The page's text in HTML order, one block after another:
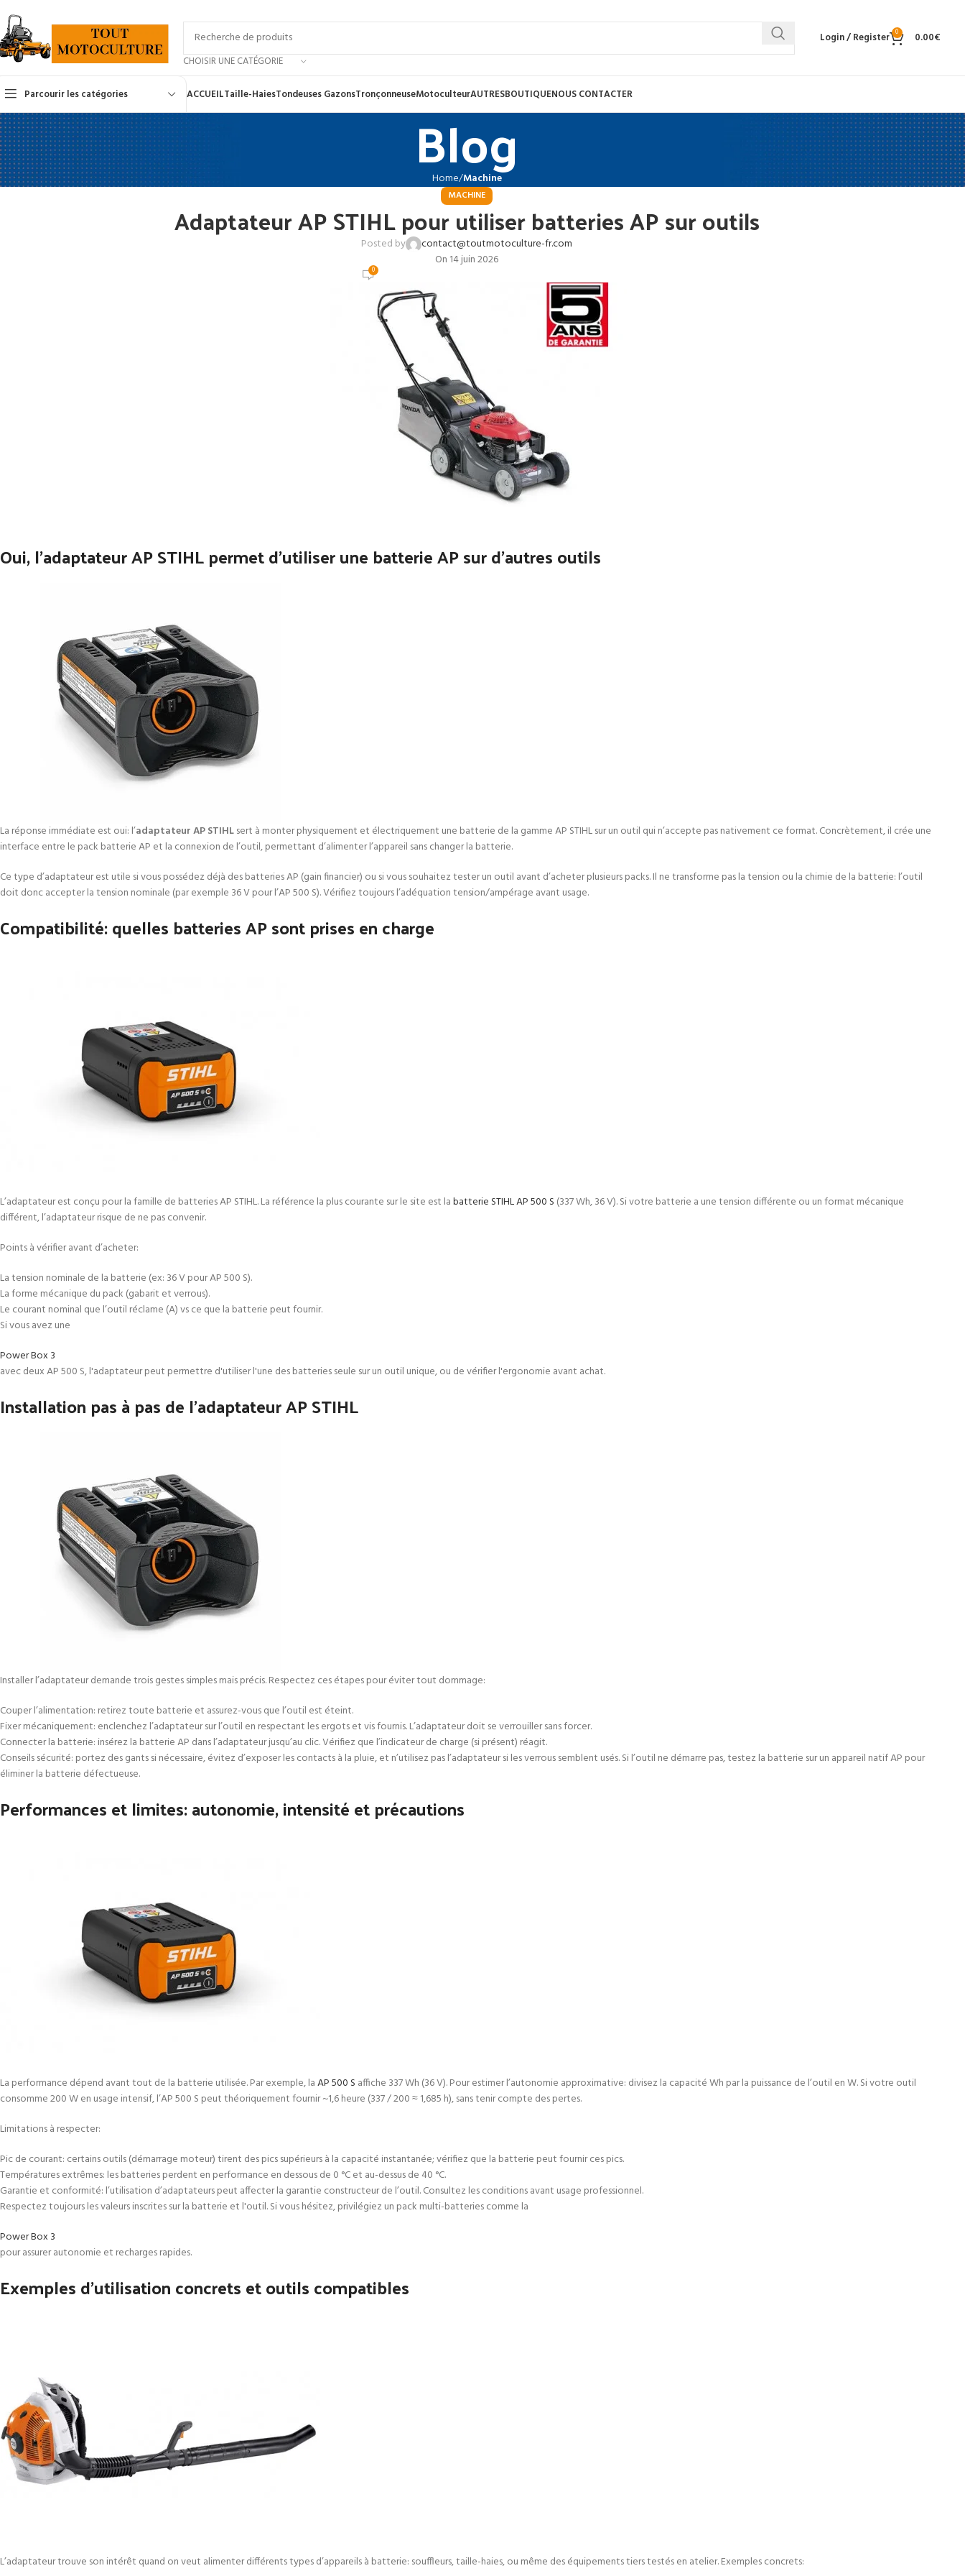
CHOISIR UNE CATÉGORIE
Login / Register 0 0.00€
Parcourir les catégories ACCUEILTaille-HaiesTondeuses GazonsTronçonneuseMotoculteurAUTRESBOUTIQUENOUS CONTACTER
Blog
Home Machine
MACHINE
Adaptateur AP STIHL pour utiliser batteries AP sur outils
Posted by
contact@toutmotoculture-fr.com
On 14 juin 2026
0
Oui, l’adaptateur AP STIHL permet d’utiliser une batterie AP sur d’autres outils
La réponse immédiate est oui: l’adaptateur AP STIHLsert à monter physiquement et électriquement une batterie de la gamme AP STIHL sur un outil qui n’accepte pas nativement ce format. Concrètement, il crée une
interface entre le pack batterie AP et la connexion de l’outil, permettant d’alimenter l’appareil sans changer la batterie.
Ce type d’adaptateur est utile si vous possédez déjà des batteries AP (gain financier) ou si vous souhaitez tester un outil avant d’acheter plusieurs packs. Il ne transforme pas la tension ou la chimie de la batterie: l’outil
doit donc accepter la tension nominale (par exemple 36 V pour l’AP 500 S). Vérifiez toujours l’adéquation tension/ampérage avant usage.
Compatibilité: quelles batteries AP sont prises en charge
L’adaptateur est conçu pour la famille de batteries AP STIHL. La référence la plus courante sur le site est labatterie STIHL AP 500 S (337 Wh, 36 V). Si votre batterie a une tension différente ou un format mécanique
différent, l’adaptateur risque de ne pas convenir.
Points à vérifier avant d’acheter:
La tension nominale de la batterie (ex: 36 V pour AP 500 S).
La forme mécanique du pack (gabarit et verrous).
Le courant nominal que l’outil réclame (A) vs ce que la batterie peut fournir.
Si vous avez une
Power Box 3
avec deux AP 500 S, l'adaptateur peut permettre d'utiliser l'une des batteries seule sur un outil unique, ou de vérifier l'ergonomie avant achat.
Installation pas à pas de l’adaptateur AP STIHL
Installer l’adaptateur demande trois gestes simples mais précis. Respectez ces étapes pour éviter tout dommage:
Couper l’alimentation: retirez toute batterie et assurez-vous que l’outil est éteint.
Fixer mécaniquement: enclenchez l’adaptateur sur l’outil en respectant les ergots et vis fournis. L’adaptateur doit se verrouiller sans forcer.
Connecter la batterie: insérez la batterie AP dans l’adaptateur jusqu’au clic. Vérifiez que l’indicateur de charge (si présent) réagit.
Conseils sécurité: portez des gants si nécessaire, évitez d’exposer les contacts à la pluie, et n’utilisez pas l’adaptateur si les verrous semblent usés. Si l’outil ne démarre pas, testez la batterie sur un appareil natif AP pour
éliminer la batterie défectueuse.
Performances et limites: autonomie, intensité et précautions
La performance dépend avant tout de la batterie utilisée. Par exemple, laAP 500 S affiche 337 Wh (36 V). Pour estimer l’autonomie approximative: divisez la capacité Wh par la puissance de l’outil en W. Si votre outil
consomme 200 W en usage intensif, l’AP 500 S peut théoriquement fournir ~1,6 heure (337 / 200 ≈ 1,685 h), sans tenir compte des pertes.
Limitations à respecter:
Pic de courant: certains outils (démarrage moteur) tirent des pics supérieurs à la capacité instantanée; vérifiez que la batterie peut fournir ces pics.
Températures extrêmes: les batteries perdent en performance en dessous de 0 °C et au-dessus de 40 °C.
Garantie et conformité: l’utilisation d’adaptateurs peut affecter la garantie constructeur de l’outil. Consultez les conditions avant usage professionnel.
Respectez toujours les valeurs inscrites sur la batterie et l'outil. Si vous hésitez, privilégiez un pack multi-batteries comme la
Power Box 3
pour assurer autonomie et recharges rapides.
Exemples d’utilisation concrets et outils compatibles
L’adaptateur trouve son intérêt quand on veut alimenter différents types d’appareils à batterie: souffleurs, taille-haies, ou même des équipements tiers testés en atelier. Exemples concrets: